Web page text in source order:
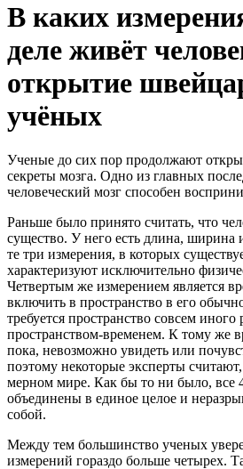
В каких
деле живёт
открытие
учёных
Ученые до сих пор продолжают
секреты мозга. Одно из главных
человеческий мозг способен
Раньше было принято считать, что
существо. У него есть длина, ширина
те три измерения, в которых
характеризуют исключительно
Четвертым же измерением является
включить в пространство в его
требуется пространство совсем
пространством-временем. К тому же
пока, невозможно увидеть или
поэтому некоторые эксперты
мерном мире. Как бы то ни было, все
объединены в единое целое и
собой.
Между тем большинство ученых
измерений гораздо больше четырех.